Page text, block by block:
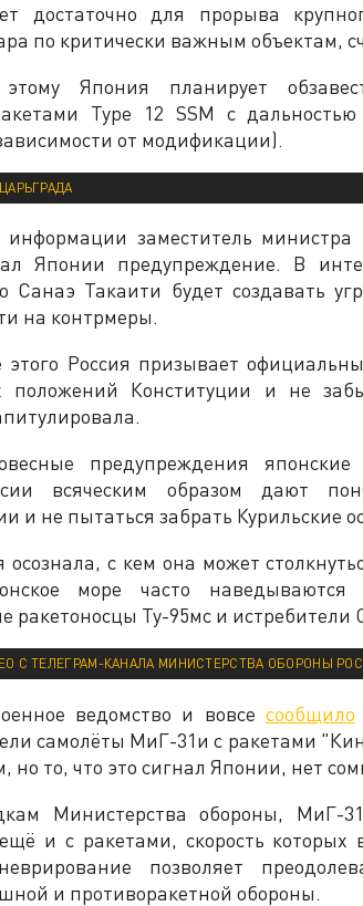
достаточно для прорыва
по критически важным объектам,
Япония планирует
Type 12 SSM с
от модификации).
заместитель
Японии предупреждение. В
Санаэ Такаити будет создавать
на контрмеры.
этого Россия призывает
положений Конституции и не
предупреждения
всяческим образом дают
и не пытаться забрать Курильские
с кем она может
море часто наведываются
ракетоносцы Ту-95мс и истребители
С ТЕЛЕГРАМ-КАНАЛА МИНИСТЕРСТВА ОБОРОНЫ
ведомство и вовсе сообщило
самолёты МиГ-31и с ракетами
но то, что это сигнал Японии, нет
Министерства обороны, МиГ-
и с ракетами, скорость которых
позволяет
и противоракетной обороны.